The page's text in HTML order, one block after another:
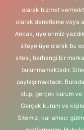
olarak hizmet
olarak denetleme veya
Ancak, üyelerimiz
siteye üye olarak bu
sitesi, herhangi bir
bulunmamaktadır.
paylaşılmaktadır.
olup, gerçek kurum ve
Gerçek kurum ve
Sitemiz, kar amacı